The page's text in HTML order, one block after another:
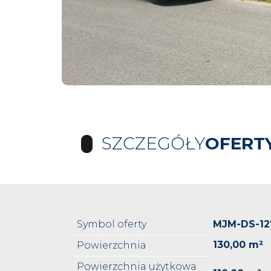
SZCZEGÓŁY
Symbol oferty
MJM-DS-
Powierzchnia
130,00 m²
Powierzchnia użytkowa